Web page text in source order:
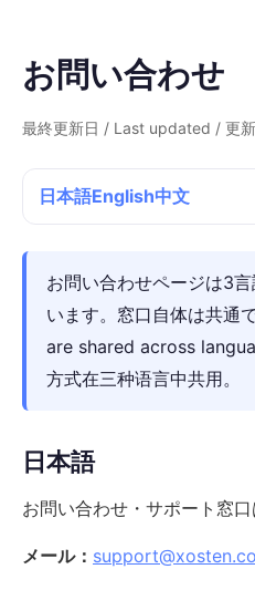
お問い合わせ
最終更新日 / Last updated / 更
日本語English中文
お問い合わせページは3
います。窓口自体は共
are shared across
方式在三种语言中共用。
日本語
お問い合わせ・サポート窓口
メール：